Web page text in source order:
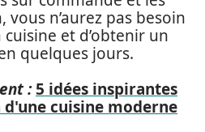
vous n’aurez pas besoin
et d’obtenir un
quelques jours.
: 5 idées inspirantes
cuisine moderne